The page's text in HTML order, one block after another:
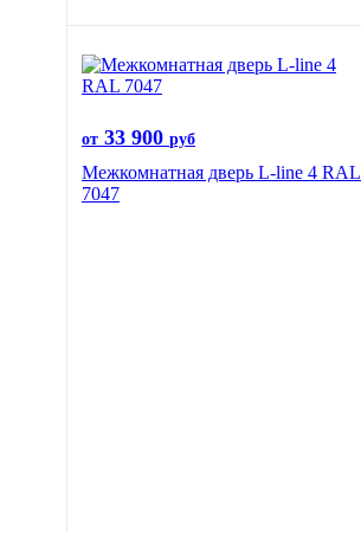
от 33 900 руб
Межкомнатная дверь L-line 4 RAL
7047